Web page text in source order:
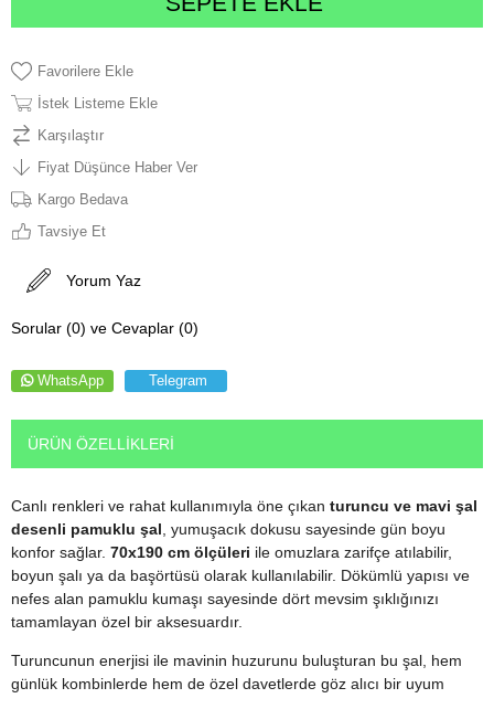
Favorilere Ekle
İstek Listeme Ekle
Karşılaştır
Fiyat Düşünce Haber Ver
Kargo Bedava
Tavsiye Et
Yorum Yaz
Sorular (0) ve Cevaplar (0)
WhatsApp Telegram
ÜRÜN ÖZELLIKLERI
Canlı renkleri ve rahat kullanımıyla öne çıkan turuncu ve mavi şal
desenli pamuklu şal , yumuşacık dokusu sayesinde gün boyu
konfor sağlar. 70x190 cm ölçüleri ile omuzlara zarifçe atılabilir,
boyun şalı ya da başörtüsü olarak kullanılabilir. Dökümlü yapısı ve
nefes alan pamuklu kumaşı sayesinde dört mevsim şıklığınızı
tamamlayan özel bir aksesuardır.
Turuncunun enerjisi ile mavinin huzurunu buluşturan bu şal, hem
günlük kombinlerde hem de özel davetlerde göz alıcı bir uyum